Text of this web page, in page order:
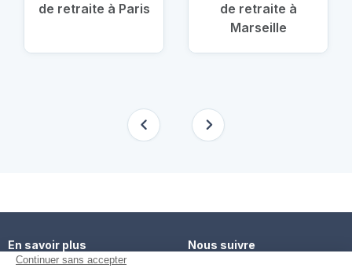
de retraite à Paris
de retraite à
Marseille
En savoir plus
Nous suivre